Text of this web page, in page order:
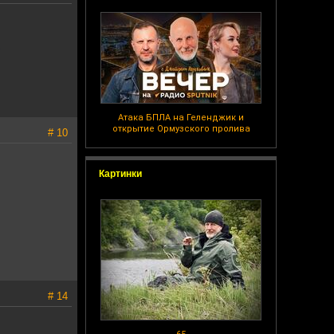
Атака БПЛА на Геленджик и
открытие Ормузского пролива
Картинки
# 10
# 14